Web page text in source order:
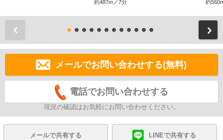
約487m／7分 約
メールでお問い合わせする(無料)
電話でお問い合わせする
現況の確認はお気軽にお問い合わせください。
メールで共有する LINEで共有する